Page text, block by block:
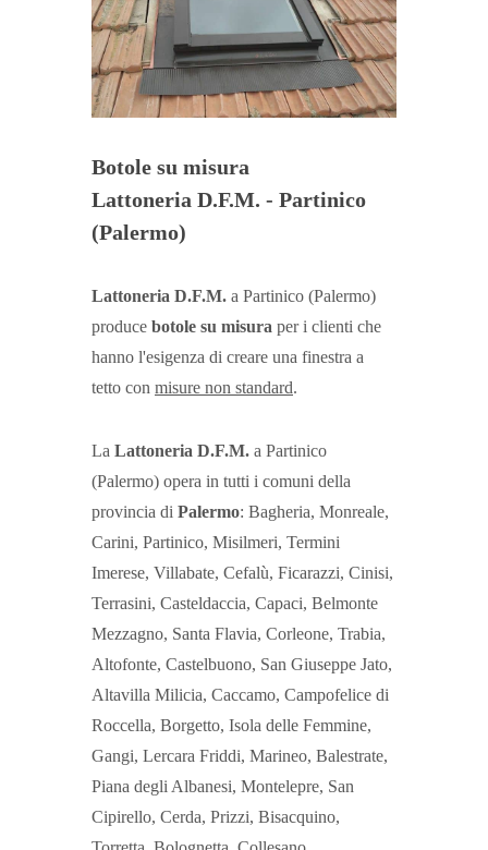
Botole su misura
Lattoneria D.F.M. - Partinico
(Palermo)
Lattoneria D.F.M. a Partinico (Palermo)
produce botole su misura per i clienti che
hanno l'esigenza di creare una finestra a
tetto con misure non standard.
La Lattoneria D.F.M. a Partinico
(Palermo) opera in tutti i comuni della
provincia di Palermo: Bagheria, Monreale,
Carini, Partinico, Misilmeri, Termini
Imerese, Villabate, Cefalù, Ficarazzi, Cinisi,
Terrasini, Casteldaccia, Capaci, Belmonte
Mezzagno, Santa Flavia, Corleone, Trabia,
Altofonte, Castelbuono, San Giuseppe Jato,
Altavilla Milicia, Caccamo, Campofelice di
Roccella, Borgetto, Isola delle Femmine,
Gangi, Lercara Friddi, Marineo, Balestrate,
Piana degli Albanesi, Montelepre, San
Cipirello, Cerda, Prizzi, Bisacquino,